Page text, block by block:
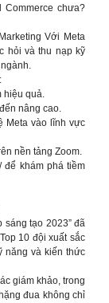
Commerce chưa?
Với Meta
hỏi và thu nạp kỹ
hiệu quả.
nâng cao.
Meta vào lĩnh vực
nền tảng Zoom.
để khám phá tiềm
sáng tạo 2023” đã
10 đội xuất sắc
năng và kiến thức
giám khảo, trong
đua không chỉ